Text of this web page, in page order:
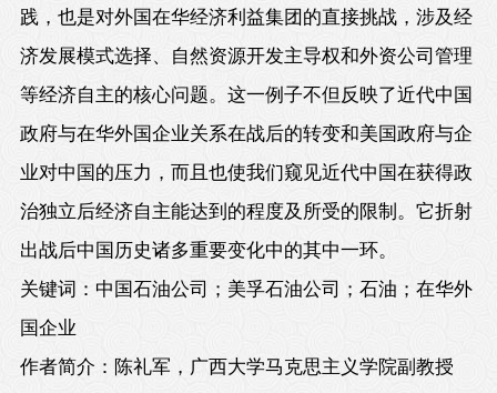
践，也是对外国在华经济利益集团的直接挑战，涉及经
济发展模式选择、自然资源开发主导权和外资公司管理
等经济自主的核心问题。这一例子不但反映了近代中国
政府与在华外国企业关系在战后的转变和美国政府与企
业对中国的压力，而且也使我们窥见近代中国在获得政
治独立后经济自主能达到的程度及所受的限制。它折射
出战后中国历史诸多重要变化中的其中一环。
关键词：中国石油公司；美孚石油公司；石油；在华外
国企业
作者简介：陈礼军，广西大学马克思主义学院副教授